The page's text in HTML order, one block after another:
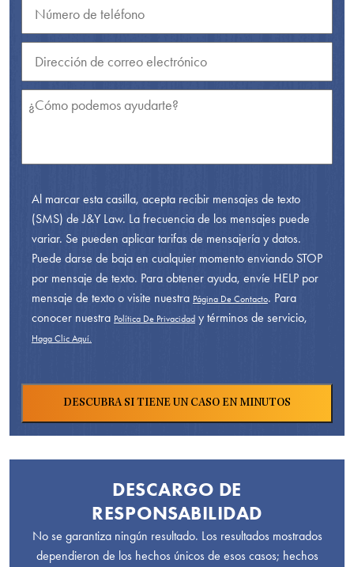
Al marcar esta casilla, acepta recibir mensajes de texto
(SMS) de J&Y Law. La frecuencia de los mensajes puede
variar. Se pueden aplicar tarifas de mensajería y datos.
Puede darse de baja en cualquier momento enviando STOP
por mensaje de texto. Para obtener ayuda, envíe HELP por
mensaje de texto o visite nuestra Página De Contacto. Para
conocer nuestra Política De Privacidad y términos de servicio,
Haga Clic Aquí.
DESCARGO DE
RESPONSABILIDAD
No se garantiza ningún resultado. Los resultados mostrados
dependieron de los hechos únicos de esos casos; hechos